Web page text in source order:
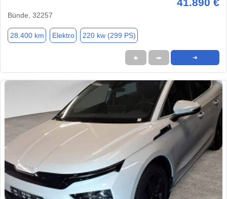
41.890 €
Bünde, 32257
28.400 km Elektro 220 kw (299 PS)
★ ➦ ➜